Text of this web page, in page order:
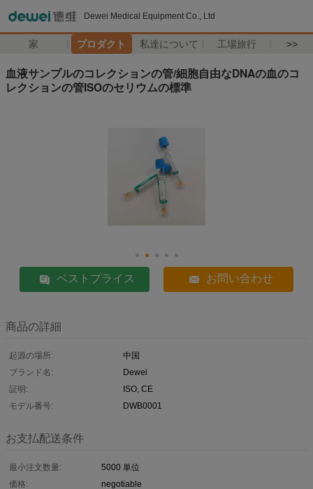
Dewei Medical Equipment Co., Ltd
家 プロダクト 私達について 工場旅行 >>
血液サンプルのコレクションの管/細胞自由なDNAの血のコ
レクションの管ISOのセリウムの標準
ベストプライス お問い合わせ
商品の詳細
起源の場所:
中国
ブランド名:
Dewei
証明:
ISO, CE
モデル番号:
DWB0001
お支払配送条件
最小注文数量:
5000 単位
価格:
negotiable